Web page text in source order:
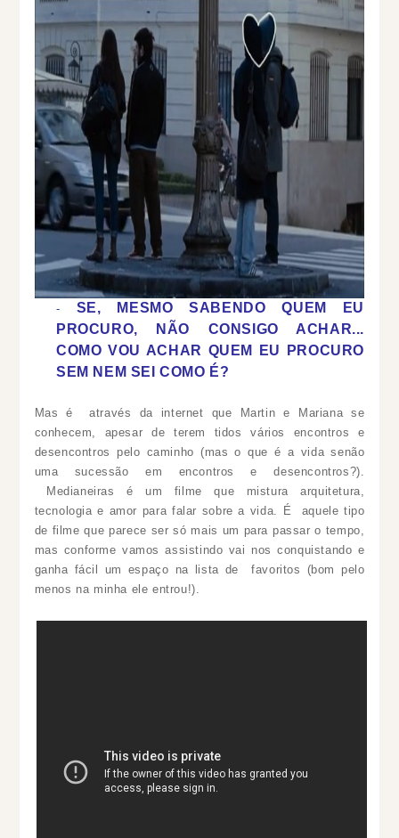
SE, MESMO SABENDO QUEM EU
PROCURO, NÃO CONSIGO ACHAR...
COMO VOU ACHAR QUEM EU PROCURO
SEM NEM SEI COMO É?
Mas é
através da internet que Martin e Mariana se
conhecem, apesar de terem tidos vários encontros e
desencontros pelo caminho (mas o que é a vida senão
uma sucessão em encontros e desencontros?).
Medianeiras é um filme que mistura arquitetura,
tecnologia e amor para falar sobre a vida. É aquele tipo
de filme que parece ser só mais um para passar o tempo,
mas conforme vamos assistindo vai nos conquistando e
ganha fácil um espaço na lista de favoritos (bom pelo
menos na minha ele entrou!).